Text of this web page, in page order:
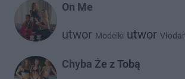
On Me
utwor Modelki utwor
Chyba Że z Tobą